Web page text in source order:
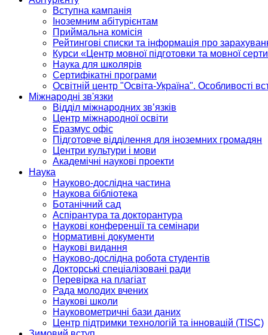
Вступна кампанія
Іноземним абітурієнтам
Приймальна комісія
Рейтингові списки та інформація про
Курси «Центр мовної підготовки та мовної
Наука для школярів
Сертифікатні програми
Освітній центр "Освіта-Україна". Особливості
Міжнародні зв'язки
Відділ міжнародних зв’язків
Центр міжнародної освіти
Еразмус офіс
Підготовче відділення для іноземних громадян
Центри культури і мови
Академічні наукові проекти
Наука
Науково-дослідна частина
Наукова бібліотека
Ботанічний сад
Аспірантура та докторантура
Наукові конференції та семінари
Нормативні документи
Наукові видання
Науково-дослідна робота студентів
Докторські спеціалізовані ради
Перевірка на плагіат
Рада молодих вчених
Наукові школи
Науковометричні бази даних
Центр підтримки технологій та інновацій (TISC)